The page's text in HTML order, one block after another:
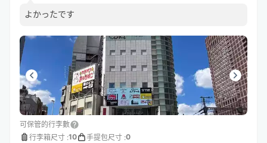
よかったです
可保管的行李數
行李箱尺寸 :10 手提包尺寸 :0